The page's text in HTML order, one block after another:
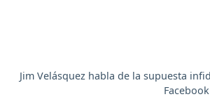
Jim Velásquez habla de la supuesta